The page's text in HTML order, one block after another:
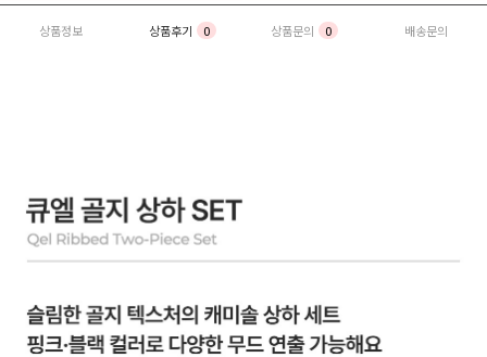
상품정보 상품후기 0 상품문의 0 배송문의